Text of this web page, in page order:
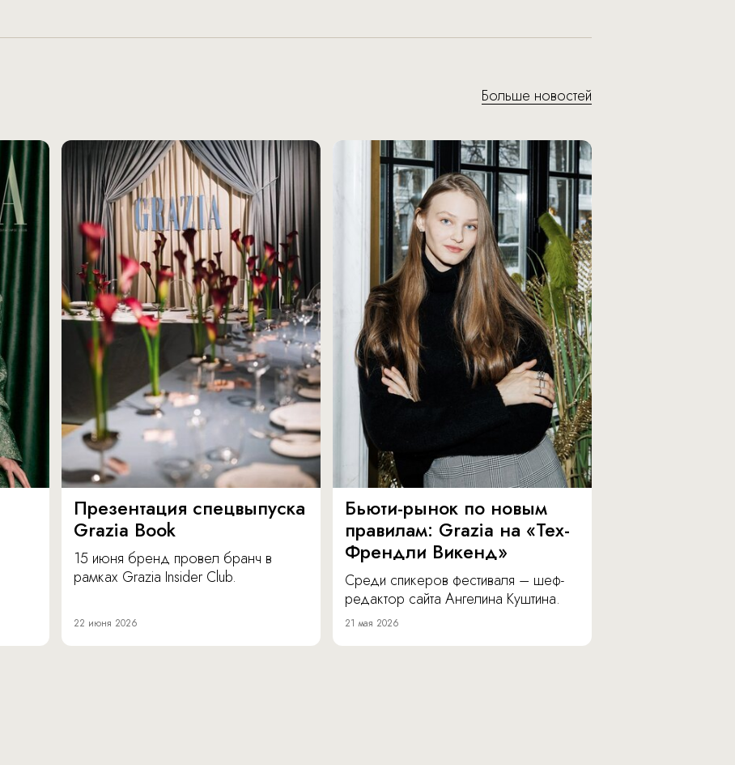
Больше новостей
Презентация спецвыпуска
Grazia Book
15 июня бренд провел бранч в
рамках Grazia Insider Club.
22 июня 2026
Бьюти-рынок по новым
правилам: Grazia на «Тех-
Френдли Викенд»
Среди спикеров фестиваля – шеф-
редактор сайта Ангелина Куштина.
21 мая 2026